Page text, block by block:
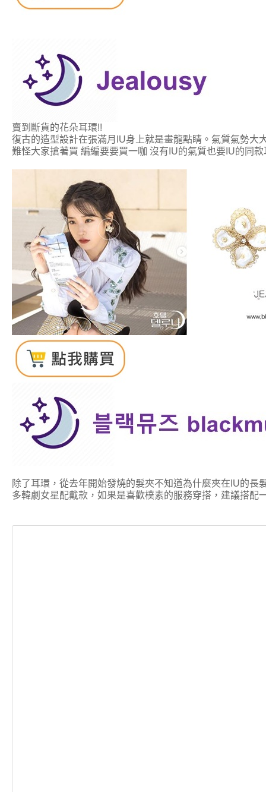
賣到斷貨的花朵耳環!!
復古的造型設計在張滿月IU身上就是畫龍點睛。氣質氣勢大
難怪大家搶著買 編編要要買一咖 沒有IU的氣質也要IU的同款
除了耳環，從去年開始發燒的髮夾不知道為什麼夾在IU的長
多韓劇女星配戴款，如果是喜歡樸素的服務穿搭，建議搭配